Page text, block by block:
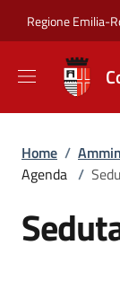
Regione Emilia-
Home /
Agenda /